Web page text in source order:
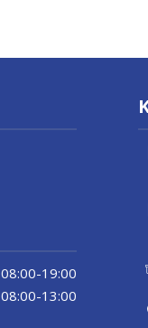
08:00-19:00
08:00-13:00